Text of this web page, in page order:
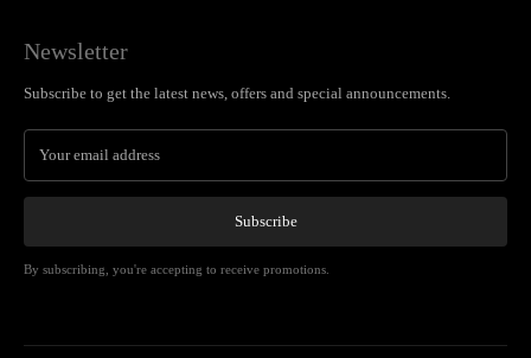
Newsletter
Subscribe to get the latest news, offers and special announcements.
Subscribe
By subscribing, you're accepting to receive promotions.